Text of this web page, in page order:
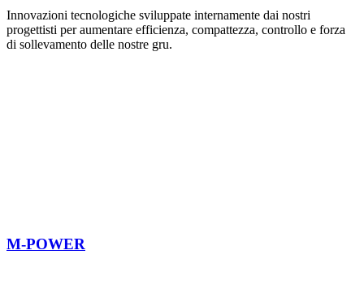
Innovazioni tecnologiche sviluppate internamente dai nostri
progettisti per aumentare efficienza, compattezza, controllo e forza
di sollevamento delle nostre gru.
M-POWER